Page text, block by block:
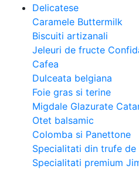
Delicatese
Caramele Buttermilk
Biscuiti artizanali
Jeleuri de fructe
Cafea
Dulceata belgiana
Foie gras si terine
Migdale Glazurate
Otet balsamic
Colomba si Panettone
Specialitati din trufe de
Specialitati premium